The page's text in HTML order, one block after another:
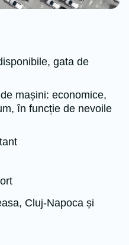
gata de
mașini: economice,
în funcție de nevoile
Cluj-Napoca și